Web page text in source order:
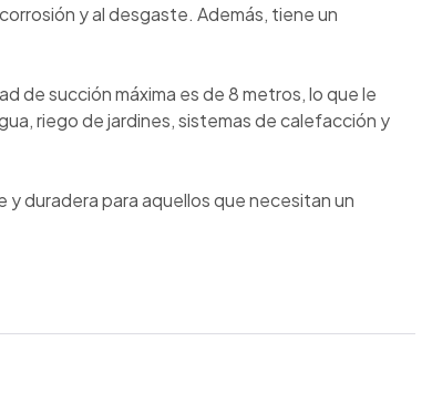
y al desgaste. Además, tiene un
de succión máxima es de 8 metros, lo que le
riego de jardines, sistemas de calefacción y
y duradera para aquellos que necesitan un